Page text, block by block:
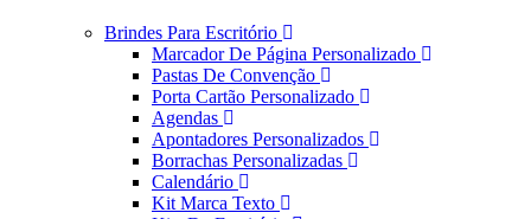
Brindes Para Escritório
Marcador De Página Personalizado
Pastas De Convenção
Porta Cartão Personalizado
Agendas
Apontadores Personalizados
Borrachas Personalizadas
Calendário
Kit Marca Texto